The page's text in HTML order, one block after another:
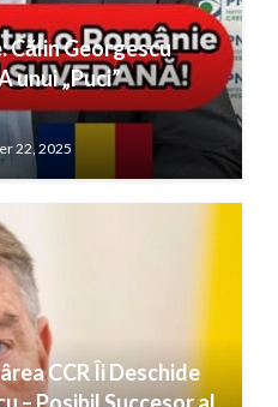
Călin Georgescu
unui „Puci”
22, 2025
CCR Îi Deschide